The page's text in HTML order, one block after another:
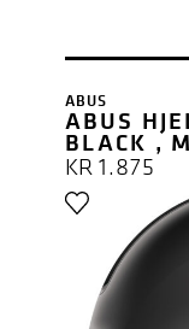
ABUS
ABUS
BLACK ,
KR1.875